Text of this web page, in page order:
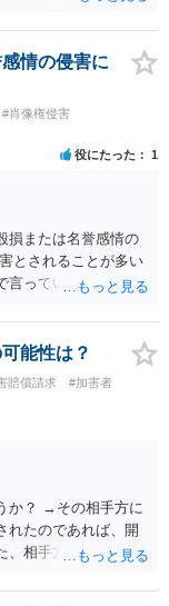
る場合、今から進め
手を特定できた場
可能でしょうか？ →
できるでしょう。
められる場合と認
う。
情の侵害に
#肖像権侵害
役にたった 1
損または名誉感情の
とされることが多い
言っている点も加味
能性は？
賠償請求
#加害者
か？ →その相手方に
れたのであれば、開
、相手方の投稿した
に使った回線の契約